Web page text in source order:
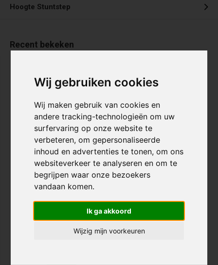
Wij gebruiken cookies
Wij maken gebruik van cookies en
andere tracking-technologieën om uw
surfervaring op onze website te
verbeteren, om gepersonaliseerde
inhoud en advertenties te tonen, om ons
websiteverkeer te analyseren en om te
begrijpen waar onze bezoekers
vandaan komen.
Ik ga akkoord
Wijzig mijn voorkeuren
Hoogte Stuntstep
Recent bekeken
Striker Logo StuntStep
€ 14,95
Vandaag besteld, dinsdag in